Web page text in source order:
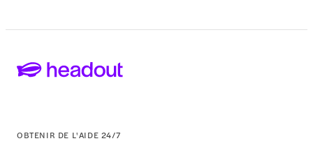
OBTENIR DE L'AIDE 24/7